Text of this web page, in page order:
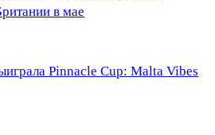
в мае
Pinnacle Cup: Malta Vibes